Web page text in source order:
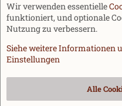
Cookies
Wir verwenden essentielle
funktioniert, und optionale
Nutzung zu verbessern.
Siehe weitere Informationen
Einstellungen
Alle